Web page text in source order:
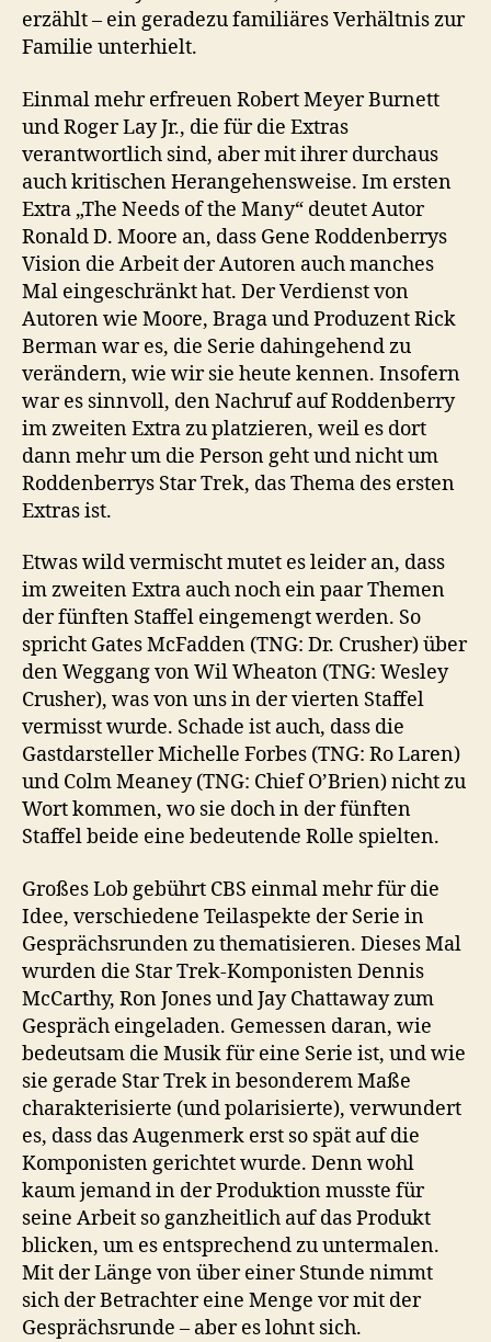
erzählt – ein geradezu familiäres Verhältnis zur
Familie unterhielt.
Einmal mehr erfreuen Robert Meyer Burnett
und Roger Lay Jr., die für die Extras
verantwortlich sind, aber mit ihrer durchaus
auch kritischen Herangehensweise. Im ersten
Extra „The Needs of the Many“ deutet Autor
Ronald D. Moore an, dass Gene Roddenberrys
Vision die Arbeit der Autoren auch manches
Mal eingeschränkt hat. Der Verdienst von
Autoren wie Moore, Braga und Produzent Rick
Berman war es, die Serie dahingehend zu
verändern, wie wir sie heute kennen. Insofern
war es sinnvoll, den Nachruf auf Roddenberry
im zweiten Extra zu platzieren, weil es dort
dann mehr um die Person geht und nicht um
Roddenberrys Star Trek, das Thema des ersten
Extras ist.
Etwas wild vermischt mutet es leider an, dass
im zweiten Extra auch noch ein paar Themen
der fünften Staffel eingemengt werden. So
spricht Gates McFadden (TNG: Dr. Crusher) über
den Weggang von Wil Wheaton (TNG: Wesley
Crusher), was von uns in der vierten Staffel
vermisst wurde. Schade ist auch, dass die
Gastdarsteller Michelle Forbes (TNG: Ro Laren)
und Colm Meaney (TNG: Chief O’Brien) nicht zu
Wort kommen, wo sie doch in der fünften
Staffel beide eine bedeutende Rolle spielten.
Großes Lob gebührt CBS einmal mehr für die
Idee, verschiedene Teilaspekte der Serie in
Gesprächsrunden zu thematisieren. Dieses Mal
wurden die Star Trek-Komponisten Dennis
McCarthy, Ron Jones und Jay Chattaway zum
Gespräch eingeladen. Gemessen daran, wie
bedeutsam die Musik für eine Serie ist, und wie
sie gerade Star Trek in besonderem Maße
charakterisierte (und polarisierte), verwundert
es, dass das Augenmerk erst so spät auf die
Komponisten gerichtet wurde. Denn wohl
kaum jemand in der Produktion musste für
seine Arbeit so ganzheitlich auf das Produkt
blicken, um es entsprechend zu untermalen.
Mit der Länge von über einer Stunde nimmt
sich der Betrachter eine Menge vor mit der
Gesprächsrunde – aber es lohnt sich.